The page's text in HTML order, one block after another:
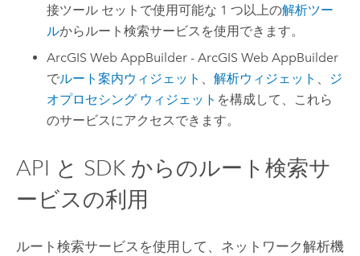
接ツール セットで使用可能な 1 つ以上の解析ツー
ルからルート検索サービスを使用できます。
ArcGIS Web AppBuilder -ArcGIS Web AppBuilder
でルート案内ウィジェット 、解析ウィジェット
ジ
オプロセシング ウィジェット を構成して、これら
のサービスにアクセスできます。
API と SDK からのルート検索サ
ービスの利用
ルート検索サービスを使用して、ネットワーク解析機